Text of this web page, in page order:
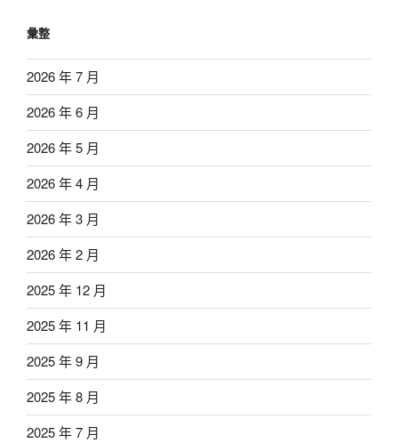
彙整
2026 年 7 月
2026 年 6 月
2026 年 5 月
2026 年 4 月
2026 年 3 月
2026 年 2 月
2025 年 12 月
2025 年 11 月
2025 年 9 月
2025 年 8 月
2025 年 7 月